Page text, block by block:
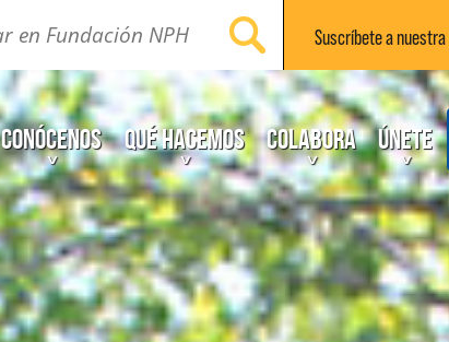
Suscríbete a nuestra
Conócenos Qué hacemos Colabora Únete